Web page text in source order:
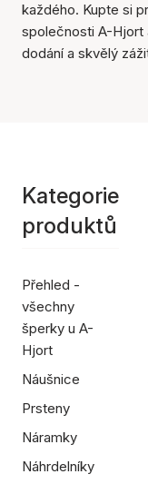
každého. Kupte si
společnosti A-Hjort
dodání a skvělý
Kategorie
produktů
Přehled -
všechny
šperky u A-
Hjort
Náušnice
Prsteny
Náramky
Náhrdelníky